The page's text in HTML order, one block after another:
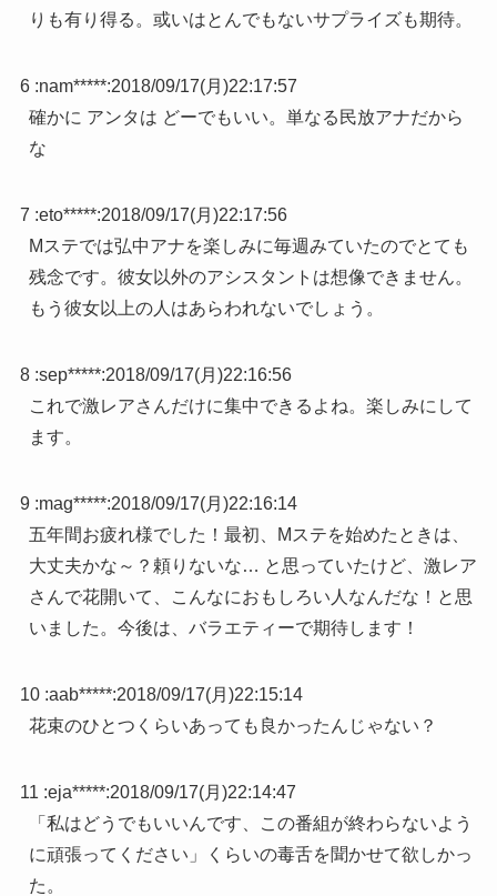
りも有り得る。或いはとんでもないサプライズも期待。
6 :nam*****:2018/09/17(月)22:17:57
確かに アンタは どーでもいい。単なる民放アナだから
な
7 :eto*****:2018/09/17(月)22:17:56
Mステでは弘中アナを楽しみに毎週みていたのでとても
残念です。彼女以外のアシスタントは想像できません。
もう彼女以上の人はあらわれないでしょう。
8 :sep*****:2018/09/17(月)22:16:56
これで激レアさんだけに集中できるよね。楽しみにして
ます。
9 :mag*****:2018/09/17(月)22:16:14
五年間お疲れ様でした！最初、Mステを始めたときは、
大丈夫かな～？頼りないな… と思っていたけど、激レア
さんで花開いて、こんなにおもしろい人なんだな！と思
いました。今後は、バラエティーで期待します！
10 :aab*****:2018/09/17(月)22:15:14
花束のひとつくらいあっても良かったんじゃない？
11 :eja*****:2018/09/17(月)22:14:47
「私はどうでもいいんです、この番組が終わらないよう
に頑張ってください」くらいの毒舌を聞かせて欲しかっ
た。